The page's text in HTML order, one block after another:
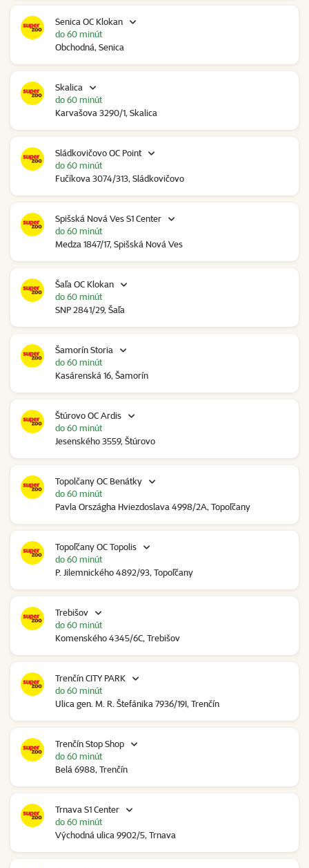
Senica OC Klokan
Obchodná, Senica
do 60 minút
Skalica
Karvašova 3290/1, Skalica
do 60 minút
Sládkovičovo OC Point
Fučíkova 3074/313, Sládkovičovo
do 60 minút
Spišská Nová Ves S1 Center
Medza 1847/17, Spišská Nová Ves
do 60 minút
Šaľa OC Klokan
SNP 2841/29, Šaľa
do 60 minút
Šamorín Storia
Kasárenská 16, Šamorín
do 60 minút
Štúrovo OC Ardis
Jesenského 3559, Štúrovo
do 60 minút
Topolčany OC Benátky
Pavla Országha Hviezdoslava 4998/2A, Topoľčany
do 60 minút
Topoľčany OC Topolis
P. Jilemnického 4892/93, Topoľčany
do 60 minút
Trebišov
Komenského 4345/6C, Trebišov
do 60 minút
Trenčín CITY PARK
Ulica gen. M. R. Štefánika 7936/19I, Trenčín
do 60 minút
Trenčín Stop Shop
Belá 6988, Trenčín
do 60 minút
Trnava S1 Center
Východná ulica 9902/5, Trnava
do 60 minút